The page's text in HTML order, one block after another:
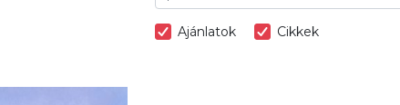
Interjú
Élménybeszámolók
Ajánlatok Cikkek